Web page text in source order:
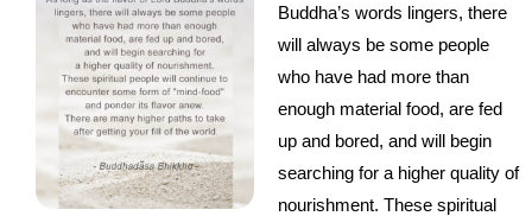
Buddha’s words lingers, there
will always be some people
who have had more than
enough material food, are fed
up and bored, and will begin
searching for a higher quality of
nourishment. These spiritual